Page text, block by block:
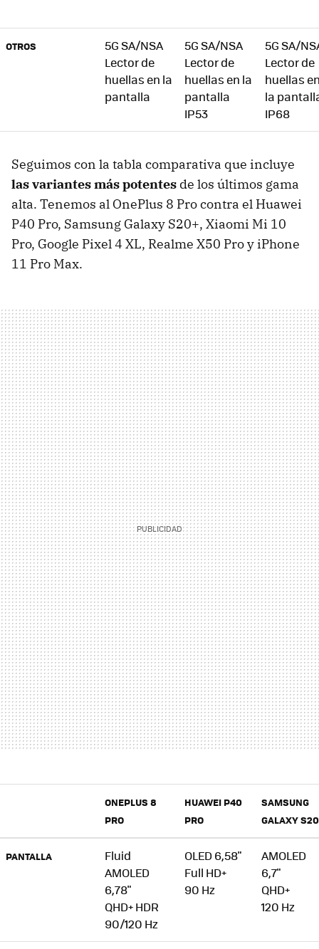
OTROS
5G SA/NSA
Lector de
huellas en la
pantalla
5G SA/NSA
Lector de
huellas en la
pantalla
IP53
5G SA/
Lector de
huellas
la
IP68
Seguimos con la tabla comparativa que incluye
las variantes más potentes de los últimos gama
alta. Tenemos al OnePlus 8 Pro contra el Huawei
P40 Pro, Samsung Galaxy S20+, Xiaomi Mi 10
Pro, Google Pixel 4 XL, Realme X50 Pro y iPhone
11 Pro Max.
ONEPLUS 8
PRO
HUAWEI P40
PRO
SAMSUNG
GALAXY
PANTALLA
Fluid
AMOLED
6,78"
QHD+ HDR
90/120 Hz
OLED 6,58"
Full HD+
90 Hz
AMOLED
6,7"
QHD+
120 Hz